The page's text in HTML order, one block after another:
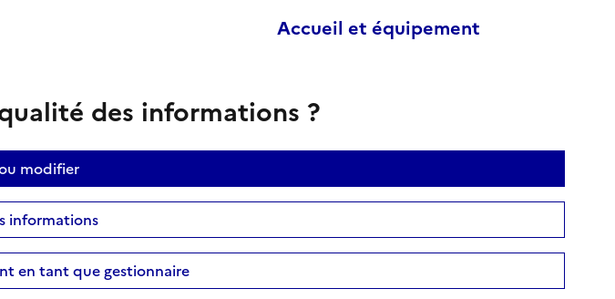
Accueil et équipement
des informations ?
modifier
informations
en tant que gestionnaire